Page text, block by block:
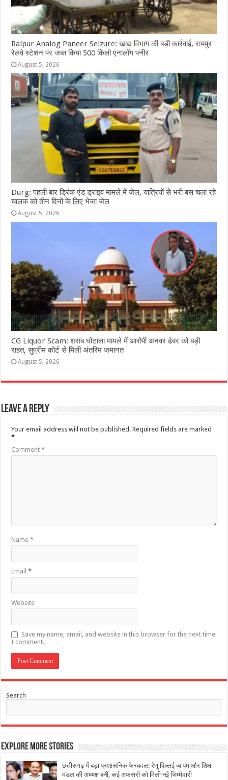
Raipur Analog Paneer Seizure: खाद्य विभाग की बड़ी कार्रवाई, रायपुर
रेलवे स्टेशन पर जब्त किया 500 किलो एनालॉग पनीर
August 5, 2026
Durg: पहली बार ड्रिंक एंड ड्राइव मामले में जेल, यात्रियों से भरी बस चला रहे
चालक को तीन दिनों के लिए भेजा जेल
August 5, 2026
CG Liquor Scam: शराब घोटाला मामले में आरोपी अनवर ढेबर को बड़ी
राहत, सुप्रीम कोर्ट से मिली अंतरिम जमानत
August 5, 2026
Leave a Reply
Your email address will not be published. Required fields are marked
*
Comment*
Name*
Email*
Website
Save my name, email, and website in this browser for the next time
I comment.
Search
Explore More Stories
छत्तीसगढ़ में बड़ा प्रशासनिक फेरबदल: रेणु पिल्लई व्यापम और शिक्षा
मंडल की अध्यक्ष बनीं, कई अफसरों को मिली नई जिम्मेदारी